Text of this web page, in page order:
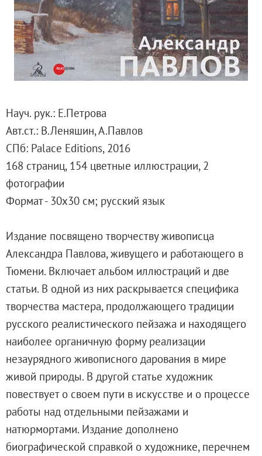
Русское искусство второй половины
Русское народное искусство XVII-XXI
Будущие выставки
Выездные выставки
Садко
Архив выставок
Степан Эрьзя – скульптор мира. К
Эпоха Императора Александра III и её
Архип Куинджи. Иллюзия света
Наш авангард
Посетителям
Справочная информация
Адреса и часы работы
О билетах, льготах и услугах
Правила покупки и возврата билетов
Правила посещения музея
Высказать мнение / Сообщить о проблеме
Экскурсии
Лекции и абонементы
Лекторий
Лекции
Абонементы
Доступный музей
Науч. рук.: Е.Петрова
Авт.ст.: В.Леняшин, А.Павлов
СПб: Palace Editions, 2016
168 страниц, 154 цветные иллюстрации, 2
фотографии
Формат - 30х30 см; русский язык
Издание посвящено творчеству живописца
Александра Павлова, живущего и работающего в
Тюмени. Включает альбом иллюстраций и две
статьи. В одной из них раскрывается специфика
творчества мастера, продолжающего традиции
русского реалистического пейзажа и находящего
наиболее органичную форму реализации
незаурядного живописного дарования в мире
живой природы. В другой статье художник
повествует о своем пути в искусстве и о процессе
работы над отдельными пейзажами и
натюрмортами. Издание дополнено
биографической справкой о художнике, перечнем